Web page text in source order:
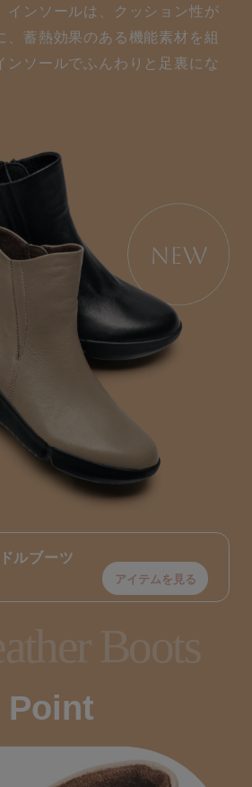
ルブーツ
アイテムを見る
インソールは、クッション性が
、蓄熱効果のある機能素材を組
ンソールでふんわりと足裏にな
Point